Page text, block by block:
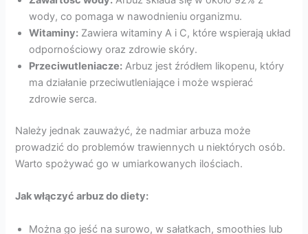
wody, co pomaga w nawodnieniu organizmu.
Witaminy: Zawiera witaminy A i C, które wspierają układ
odpornościowy oraz zdrowie skóry.
Przeciwutleniacze: Arbuz jest źródłem likopenu, który
ma działanie przeciwutleniające i może wspierać
zdrowie serca.
Należy jednak zauważyć, że nadmiar arbuza może
prowadzić do problemów trawiennych u niektórych osób.
Warto spożywać go w umiarkowanych ilościach.
Jak włączyć arbuz do diety:
Można go jeść na surowo, w sałatkach, smoothies lub